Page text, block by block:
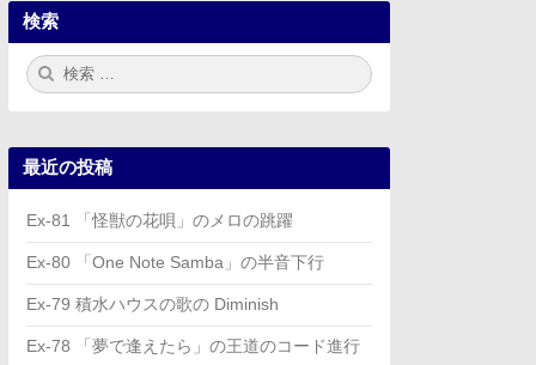
検索
検
索:
最近の投稿
Ex-81 「怪獣の花唄」のメロの跳躍
Ex-80 「One Note Samba」の半音下行
Ex-79 積水ハウスの歌の Diminish
Ex-78 「夢で逢えたら」の王道のコード進行